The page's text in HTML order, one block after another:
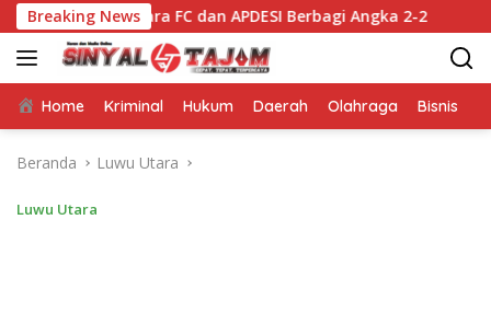
Langsung
ke
konten
Breaking News
FC dan APDESI Berbagi Angka 2-2 Mappatabe
Home Kriminal Hukum Daerah Olahraga Bisnis
Beranda Luwu Utara
Luwu Utara